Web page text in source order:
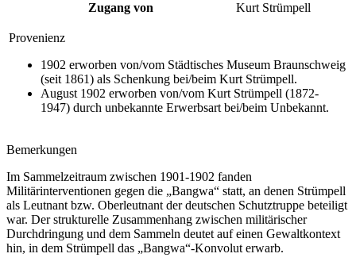
Zugang von
Kurt Strümpell
Provenienz
1902 erworben von/vom Städtisches Museum Braunschweig
(seit 1861) als Schenkung bei/beim Kurt Strümpell.
August 1902 erworben von/vom Kurt Strümpell (1872-
1947) durch unbekannte Erwerbsart bei/beim Unbekannt.
Bemerkungen
Im Sammelzeitraum zwischen 1901-1902 fanden
Militärinterventionen gegen die „Bangwa“ statt, an denen Strümpell
als Leutnant bzw. Oberleutnant der deutschen Schutztruppe beteiligt
war. Der strukturelle Zusammenhang zwischen militärischer
Durchdringung und dem Sammeln deutet auf einen Gewaltkontext
hin, in dem Strümpell das „Bangwa“-Konvolut erwarb.